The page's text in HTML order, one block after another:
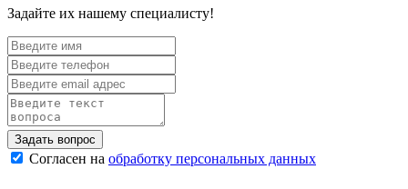
Задайте их нашему специалисту!
Согласен на обработку персональных данных